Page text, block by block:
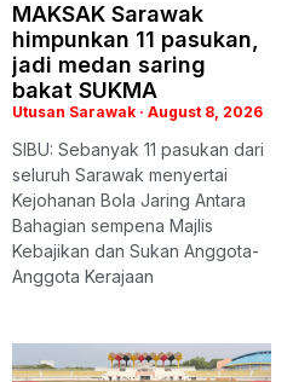
MAKSAK Sarawak
himpunkan 11 pasukan,
jadi medan saring
bakat SUKMA
Utusan Sarawak August 8, 2026
SIBU: Sebanyak 11 pasukan dari
seluruh Sarawak menyertai
Kejohanan Bola Jaring Antara
Bahagian sempena Majlis
Kebajikan dan Sukan Anggota-
Anggota Kerajaan